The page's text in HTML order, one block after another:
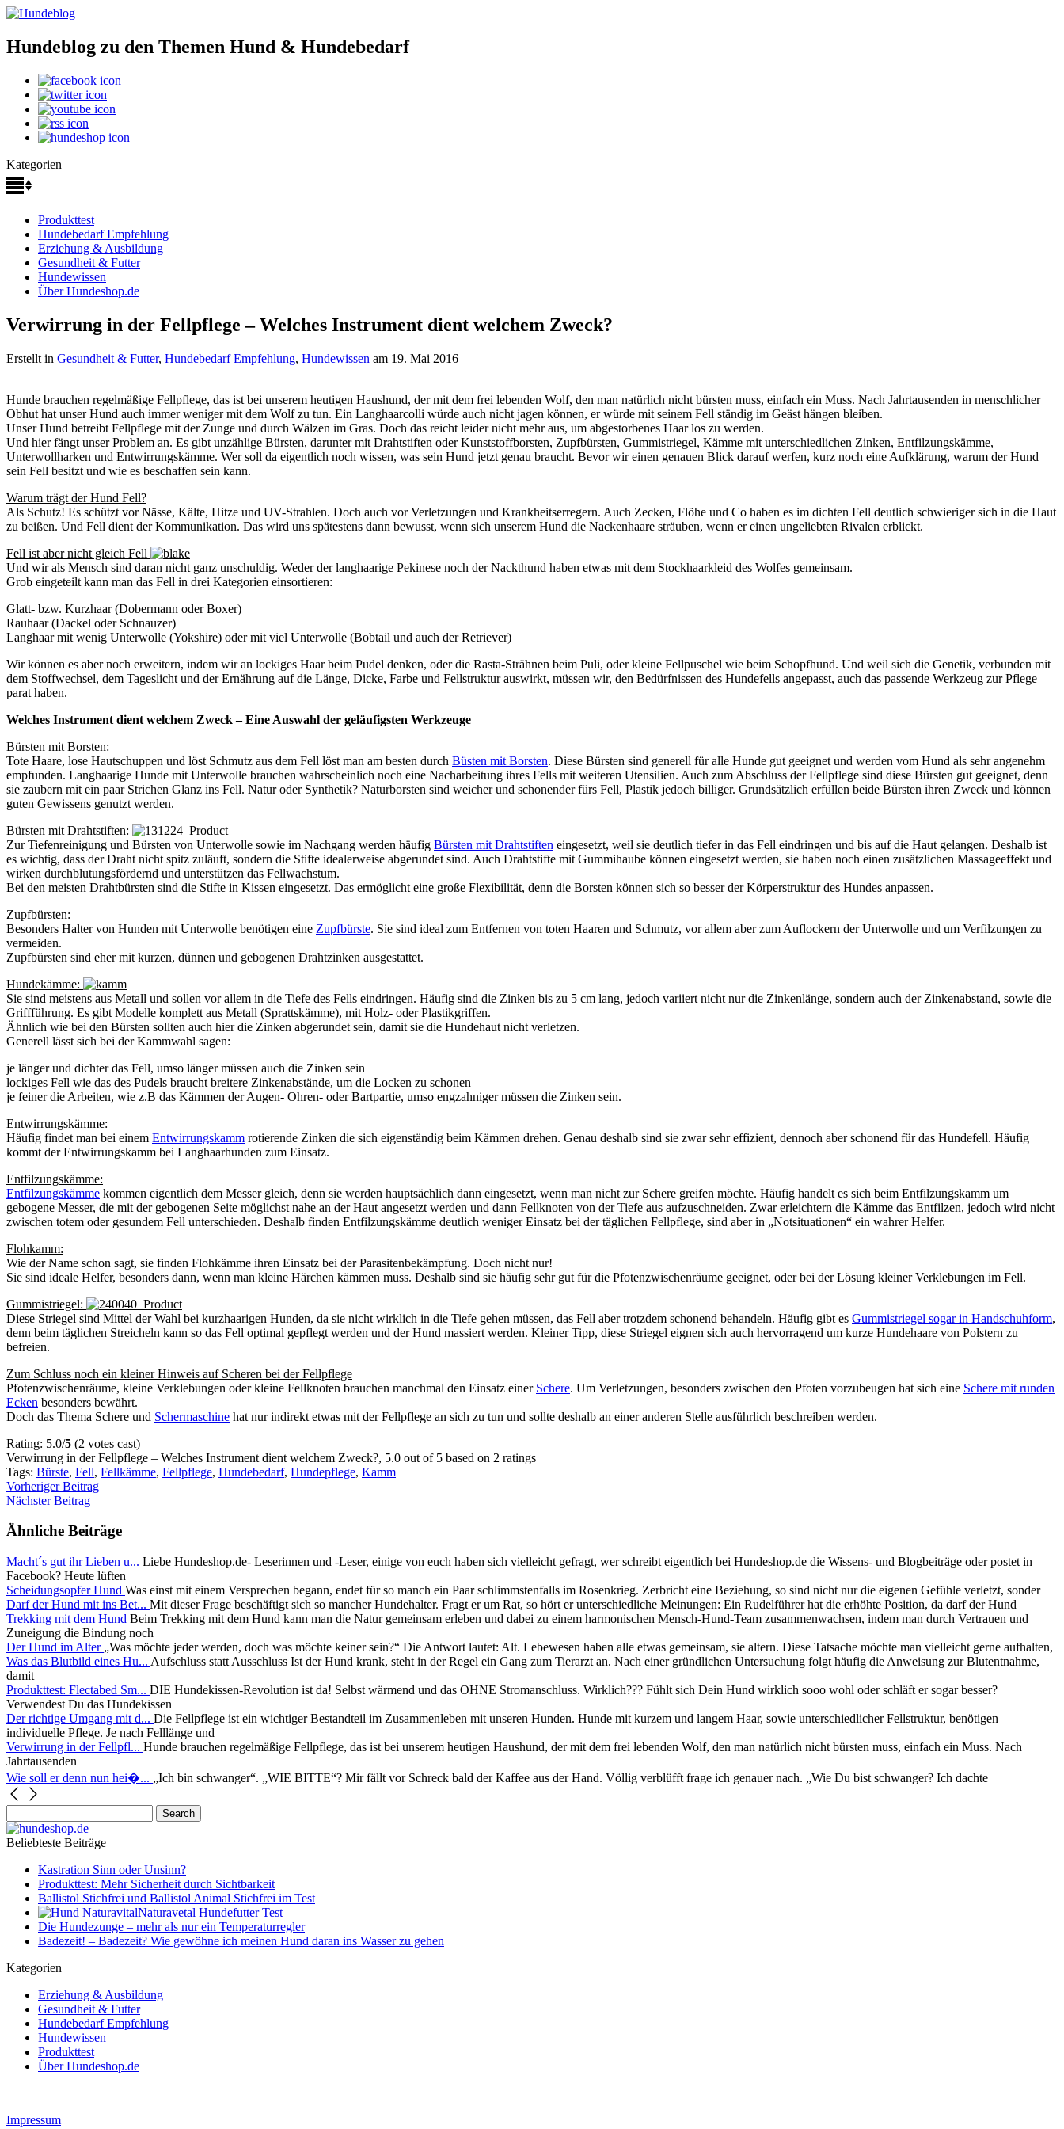
Hundeblog zu den Themen Hund & Hundebedarf
Kategorien
Produkttest
Hundebedarf Empfehlung
Erziehung & Ausbildung
Gesundheit & Futter
Hundewissen
Über Hundeshop.de
Verwirrung in der Fellpflege – Welches Instrument dient welchem Zweck?
Erstellt in Gesundheit & Futter, Hundebedarf Empfehlung, Hundewissen am 19. Mai 2016
Hunde brauchen regelmäßige Fellpflege, das ist bei unserem heutigen Haushund, der mit dem frei lebenden Wolf, den man natürlich nicht bürsten muss, einfach ein Muss. Nach Jahrtausenden in menschlicher
Obhut hat unser Hund auch immer weniger mit dem Wolf zu tun. Ein Langhaarcolli würde auch nicht jagen können, er würde mit seinem Fell ständig im Geäst hängen bleiben.
Unser Hund betreibt Fellpflege mit der Zunge und durch Wälzen im Gras. Doch das reicht leider nicht mehr aus, um abgestorbenes Haar los zu werden.
Und hier fängt unser Problem an. Es gibt unzählige Bürsten, darunter mit Drahtstiften oder Kunststoffborsten, Zupfbürsten, Gummistriegel, Kämme mit unterschiedlichen Zinken, Entfilzungskämme,
Unterwollharken und Entwirrungskämme. Wer soll da eigentlich noch wissen, was sein Hund jetzt genau braucht. Bevor wir einen genauen Blick darauf werfen, kurz noch eine Aufklärung, warum der Hund
sein Fell besitzt und wie es beschaffen sein kann.
Warum trägt der Hund Fell?
Als Schutz! Es schützt vor Nässe, Kälte, Hitze und UV-Strahlen. Doch auch vor Verletzungen und Krankheitserregern. Auch Zecken, Flöhe und Co haben es im dichten Fell deutlich schwieriger sich in die Haut
zu beißen. Und Fell dient der Kommunikation. Das wird uns spätestens dann bewusst, wenn sich unserem Hund die Nackenhaare sträuben, wenn er einen ungeliebten Rivalen erblickt.
Fell ist aber nicht gleich Fell
Und wir als Mensch sind daran nicht ganz unschuldig. Weder der langhaarige Pekinese noch der Nackthund haben etwas mit dem Stockhaarkleid des Wolfes gemeinsam.
Grob eingeteilt kann man das Fell in drei Kategorien einsortieren:
Glatt- bzw. Kurzhaar (Dobermann oder Boxer)
Rauhaar (Dackel oder Schnauzer)
Langhaar mit wenig Unterwolle (Yokshire) oder mit viel Unterwolle (Bobtail und auch der Retriever)
Wir können es aber noch erweitern, indem wir an lockiges Haar beim Pudel denken, oder die Rasta-Strähnen beim Puli, oder kleine Fellpuschel wie beim Schopfhund. Und weil sich die Genetik, verbunden mit
dem Stoffwechsel, dem Tageslicht und der Ernährung auf die Länge, Dicke, Farbe und Fellstruktur auswirkt, müssen wir, den Bedürfnissen des Hundefells angepasst, auch das passende Werkzeug zur Pflege
parat haben.
Welches Instrument dient welchem Zweck – Eine Auswahl der geläufigsten Werkzeuge
Bürsten mit Borsten:
Tote Haare, lose Hautschuppen und löst Schmutz aus dem Fell löst man am besten durch Büsten mit Borsten. Diese Bürsten sind generell für alle Hunde gut geeignet und werden vom Hund als sehr angenehm
empfunden. Langhaarige Hunde mit Unterwolle brauchen wahrscheinlich noch eine Nacharbeitung ihres Fells mit weiteren Utensilien. Auch zum Abschluss der Fellpflege sind diese Bürsten gut geeignet, denn
sie zaubern mit ein paar Strichen Glanz ins Fell. Natur oder Synthetik? Naturborsten sind weicher und schonender fürs Fell, Plastik jedoch billiger. Grundsätzlich erfüllen beide Bürsten ihren Zweck und können
guten Gewissens genutzt werden.
Bürsten mit Drahtstiften:
Zur Tiefenreinigung und Bürsten von Unterwolle sowie im Nachgang werden häufig Bürsten mit Drahtstiften eingesetzt, weil sie deutlich tiefer in das Fell eindringen und bis auf die Haut gelangen. Deshalb ist
es wichtig, dass der Draht nicht spitz zuläuft, sondern die Stifte idealerweise abgerundet sind. Auch Drahtstifte mit Gummihaube können eingesetzt werden, sie haben noch einen zusätzlichen Massageeffekt und
wirken durchblutungsfördernd und unterstützen das Fellwachstum.
Bei den meisten Drahtbürsten sind die Stifte in Kissen eingesetzt. Das ermöglicht eine große Flexibilität, denn die Borsten können sich so besser der Körperstruktur des Hundes anpassen.
Zupfbürsten:
Besonders Halter von Hunden mit Unterwolle benötigen eine Zupfbürste. Sie sind ideal zum Entfernen von toten Haaren und Schmutz, vor allem aber zum Auflockern der Unterwolle und um Verfilzungen zu
vermeiden.
Zupfbürsten sind eher mit kurzen, dünnen und gebogenen Drahtzinken ausgestattet.
Hundekämme:
Sie sind meistens aus Metall und sollen vor allem in die Tiefe des Fells eindringen. Häufig sind die Zinken bis zu 5 cm lang, jedoch variiert nicht nur die Zinkenlänge, sondern auch der Zinkenabstand, sowie die
Griffführung. Es gibt Modelle komplett aus Metall (Sprattskämme), mit Holz- oder Plastikgriffen.
Ähnlich wie bei den Bürsten sollten auch hier die Zinken abgerundet sein, damit sie die Hundehaut nicht verletzen.
Generell lässt sich bei der Kammwahl sagen:
je länger und dichter das Fell, umso länger müssen auch die Zinken sein
lockiges Fell wie das des Pudels braucht breitere Zinkenabstände, um die Locken zu schonen
je feiner die Arbeiten, wie z.B das Kämmen der Augen- Ohren- oder Bartpartie, umso engzahniger müssen die Zinken sein.
Entwirrungskämme:
Häufig findet man bei einem Entwirrungskamm rotierende Zinken die sich eigenständig beim Kämmen drehen. Genau deshalb sind sie zwar sehr effizient, dennoch aber schonend für das Hundefell. Häufig
kommt der Entwirrungskamm bei Langhaarhunden zum Einsatz.
Entfilzungskämme:
Entfilzungskämme kommen eigentlich dem Messer gleich, denn sie werden hauptsächlich dann eingesetzt, wenn man nicht zur Schere greifen möchte. Häufig handelt es sich beim Entfilzungskamm um
gebogene Messer, die mit der gebogenen Seite möglichst nahe an der Haut angesetzt werden und dann Fellknoten von der Tiefe aus aufzuschneiden. Zwar erleichtern die Kämme das Entfilzen, jedoch wird nicht
zwischen totem oder gesundem Fell unterschieden. Deshalb finden Entfilzungskämme deutlich weniger Einsatz bei der täglichen Fellpflege, sind aber in „Notsituationen“ ein wahrer Helfer.
Flohkamm:
Wie der Name schon sagt, sie finden Flohkämme ihren Einsatz bei der Parasitenbekämpfung. Doch nicht nur!
Sie sind ideale Helfer, besonders dann, wenn man kleine Härchen kämmen muss. Deshalb sind sie häufig sehr gut für die Pfotenzwischenräume geeignet, oder bei der Lösung kleiner Verklebungen im Fell.
Gummistriegel:
Diese Striegel sind Mittel der Wahl bei kurzhaarigen Hunden, da sie nicht wirklich in die Tiefe gehen müssen, das Fell aber trotzdem schonend behandeln. Häufig gibt es Gummistriegel sogar in Handschuhform,
denn beim täglichen Streicheln kann so das Fell optimal gepflegt werden und der Hund massiert werden. Kleiner Tipp, diese Striegel eignen sich auch hervorragend um kurze Hundehaare von Polstern zu
befreien.
Zum Schluss noch ein kleiner Hinweis auf Scheren bei der Fellpflege
Pfotenzwischenräume, kleine Verklebungen oder kleine Fellknoten brauchen manchmal den Einsatz einer Schere. Um Verletzungen, besonders zwischen den Pfoten vorzubeugen hat sich eine Schere mit runden
Ecken besonders bewährt.
Doch das Thema Schere und Schermaschine hat nur indirekt etwas mit der Fellpflege an sich zu tun und sollte deshalb an einer anderen Stelle ausführlich beschreiben werden.
Rating: 5.0/5 (2 votes cast)
Verwirrung in der Fellpflege – Welches Instrument dient welchem Zweck?, 5.0 out of 5 based on 2 ratings
Tags: Bürste, Fell, Fellkämme, Fellpflege, Hundebedarf, Hundepflege, Kamm
Vorheriger Beitrag
Nächster Beitrag
Ähnliche Beiträge
Macht´s gut ihr Lieben u... Liebe Hundeshop.de- Leserinnen und -Leser, einige von euch haben sich vielleicht gefragt, wer schreibt eigentlich bei Hundeshop.de die Wissens- und Blogbeiträge oder postet in
Facebook? Heute lüften
Scheidungsopfer Hund Was einst mit einem Versprechen begann, endet für so manch ein Paar schlimmstenfalls im Rosenkrieg. Zerbricht eine Beziehung, so sind nicht nur die eigenen Gefühle verletzt, sonder
Darf der Hund mit ins Bet... Mit dieser Frage beschäftigt sich so mancher Hundehalter. Fragt er um Rat, so hört er unterschiedliche Meinungen: Ein Rudelführer hat die erhöhte Position, da darf der Hund
Trekking mit dem Hund Beim Trekking mit dem Hund kann man die Natur gemeinsam erleben und dabei zu einem harmonischen Mensch-Hund-Team zusammenwachsen, indem man durch Vertrauen und
Zuneigung die Bindung noch
Der Hund im Alter „Was möchte jeder werden, doch was möchte keiner sein?“ Die Antwort lautet: Alt. Lebewesen haben alle etwas gemeinsam, sie altern. Diese Tatsache möchte man vielleicht gerne aufhalten,
Was das Blutbild eines Hu... Aufschluss statt Ausschluss Ist der Hund krank, steht in der Regel ein Gang zum Tierarzt an. Nach einer gründlichen Untersuchung folgt häufig die Anweisung zur Blutentnahme,
damit
Produkttest: Flectabed Sm... DIE Hundekissen-Revolution ist da! Selbst wärmend und das OHNE Stromanschluss. Wirklich??? Fühlt sich Dein Hund wirklich sooo wohl oder schläft er sogar besser?
Verwendest Du das Hundekissen
Der richtige Umgang mit d... Die Fellpflege ist ein wichtiger Bestandteil im Zusammenleben mit unseren Hunden. Hunde mit kurzem und langem Haar, sowie unterschiedlicher Fellstruktur, benötigen
individuelle Pflege. Je nach Felllänge und
Verwirrung in der Fellpfl... Hunde brauchen regelmäßige Fellpflege, das ist bei unserem heutigen Haushund, der mit dem frei lebenden Wolf, den man natürlich nicht bürsten muss, einfach ein Muss. Nach
Jahrtausenden
Wie soll er denn nun hei�... „Ich bin schwanger“. „WIE BITTE“? Mir fällt vor Schreck bald der Kaffee aus der Hand. Völlig verblüfft frage ich genauer nach. „Wie Du bist schwanger? Ich dachte
Beliebteste Beiträge
Kastration Sinn oder Unsinn?
Produkttest: Mehr Sicherheit durch Sichtbarkeit
Ballistol Stichfrei und Ballistol Animal Stichfrei im Test
Naturavetal Hundefutter Test
Die Hundezunge – mehr als nur ein Temperaturregler
Badezeit! – Badezeit? Wie gewöhne ich meinen Hund daran ins Wasser zu gehen
Kategorien
Erziehung & Ausbildung
Gesundheit & Futter
Hundebedarf Empfehlung
Hundewissen
Produkttest
Über Hundeshop.de
Impressum